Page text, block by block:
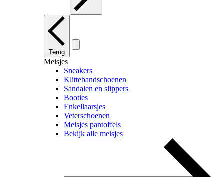
Terug
Meisjes
Sneakers
Klittebandschoenen
Sandalen en slippers
Booties
Enkellaarsjes
Veterschoenen
Meisjes pantoffels
Bekijk alle meisjes